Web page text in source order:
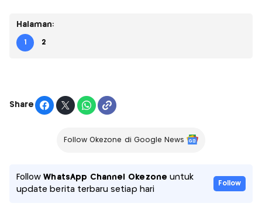
Halaman:
1 2
Share
Follow Okezone di Google News
FollowWhatsApp Channel Okezone untuk
update berita terbaru setiap hari
Follow